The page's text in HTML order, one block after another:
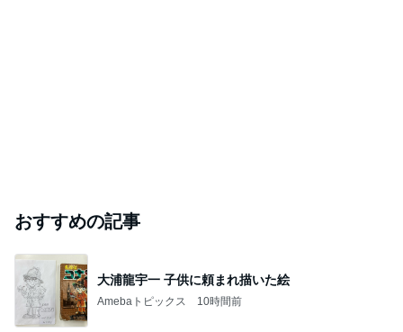
おすすめの記事
大浦龍宇一 子供に頼まれ描いた絵
Amebaトピックス 10時間前